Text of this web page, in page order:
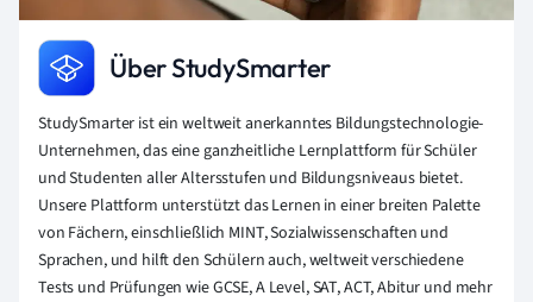
Über StudySmarter
StudySmarter ist ein weltweit anerkanntes Bildungstechnologie-
Unternehmen, das eine ganzheitliche Lernplattform für Schüler
und Studenten aller Altersstufen und Bildungsniveaus bietet.
Unsere Plattform unterstützt das Lernen in einer breiten Palette
von Fächern, einschließlich MINT, Sozialwissenschaften und
Sprachen, und hilft den Schülern auch, weltweit verschiedene
Tests und Prüfungen wie GCSE, A Level, SAT, ACT, Abitur und mehr